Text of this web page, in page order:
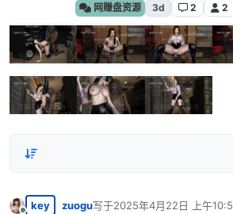
网赚盘资源 3d 2 2
key zuogu写于2025年4月22日 上午